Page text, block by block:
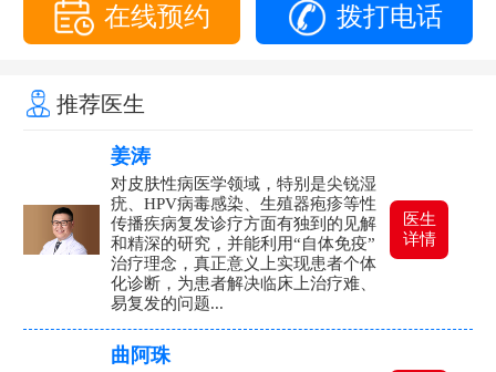
在线预约 拨打电话
推荐医生
姜涛
对皮肤性病医学领域，特别是尖锐湿
疣、HPV病毒感染、生殖器疱疹等性
传播疾病复发诊疗方面有独到的见解
和精深的研究，并能利用“自体免疫”
治疗理念，真正意义上实现患者个体
化诊断，为患者解决临床上治疗难、
易复发的问题...
医生
详情
曲阿珠